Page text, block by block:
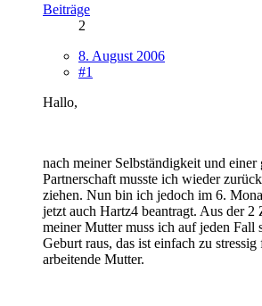
Beiträge
2
8. August 2006
#1
Hallo,
nach meiner Selbständigkeit und einer
Partnerschaft musste ich wieder
ziehen. Nun bin ich jedoch im 6.
jetzt auch Hartz4 beantragt. Aus der 2
meiner Mutter muss ich auf jeden Fall
Geburt raus, das ist einfach zu
arbeitende Mutter.